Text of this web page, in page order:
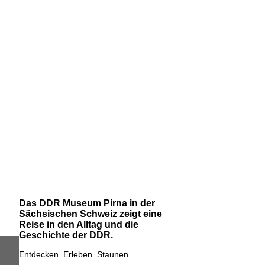
Das DDR Museum Pirna in der
Sächsischen Schweiz zeigt eine
Reise in den Alltag und die
Geschichte der DDR.
Entdecken. Erleben. Staunen.